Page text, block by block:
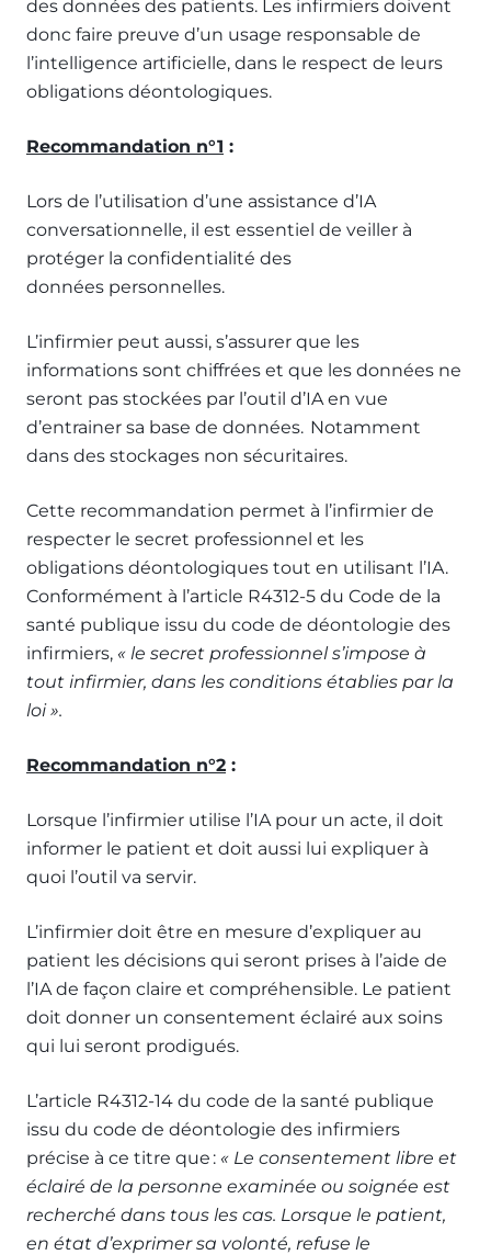
des données des patients. Les infirmiers doivent
donc faire preuve d’un usage responsable de
l’intelligence artificielle, dans le respect de leurs
obligations déontologiques.
Recommandation n°1 :
Lors de l’utilisation d’une assistance d’IA
conversationnelle, il est essentiel de veiller à
protéger la confidentialité des
données personnelles.
L’infirmier peut aussi, s’assurer que les
informations sont chiffrées et que les données ne
seront pas stockées par l’outil d’IA en vue
d’entrainer sa base de données. Notamment
dans des stockages non sécuritaires.
Cette recommandation permet à l’infirmier de
respecter le secret professionnel et les
obligations déontologiques tout en utilisant l’IA.
Conformément à l’article R4312-5 du Code de la
santé publique issu du code de déontologie des
infirmiers, « le secret professionnel s’impose à
tout infirmier, dans les conditions établies par la
loi ».
Recommandation n°2 :
Lorsque l’infirmier utilise l’IA pour un acte, il doit
informer le patient et doit aussi lui expliquer à
quoi l’outil va servir.
L’infirmier doit être en mesure d’expliquer au
patient les décisions qui seront prises à l’aide de
l’IA de façon claire et compréhensible. Le patient
doit donner un consentement éclairé aux soins
qui lui seront prodigués.
L’article R4312-14 du code de la santé publique
issu du code de déontologie des infirmiers
précise à ce titre que : « Le consentement libre et
éclairé de la personne examinée ou soignée est
recherché dans tous les cas. Lorsque le patient,
en état d’exprimer sa volonté, refuse le